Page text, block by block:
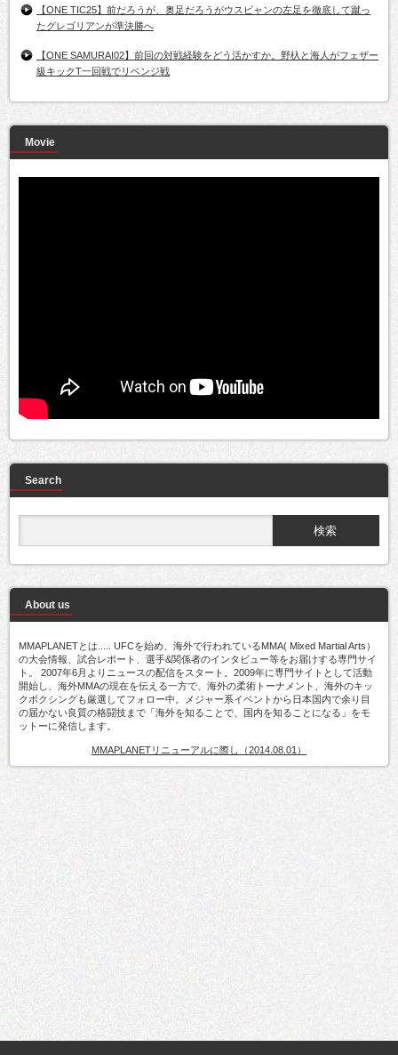
【ONE TIC25】前だろうが、奥足だろうがウスビャンの左足を徹底して蹴っ
たグレゴリアンが準決勝へ
【ONE SAMURAI02】前回の対戦経験をどう活かすか。野杁と海人がフェザー
級キックT一回戦でリベンジ戦
Movie
Search
About us
MMAPLANETとは..... UFCを始め、海外で行われているMMA( Mixed Martial Arts）
の大会情報、試合レポート、選手&関係者のインタビュー等をお届けする専門サイ
ト。 2007年6月よりニュースの配信をスタート。2009年に専門サイトとして活動
開始し、海外MMAの現在を伝える一方で、海外の柔術トーナメント、海外のキッ
クボクシングも厳選してフォロー中。メジャー系イベントから日本国内で余り目
の届かない良質の格闘技まで「海外を知ることで、国内を知ることになる」をモ
ットーに発信します。
MMAPLANETリニューアルに際し（2014.08.01）